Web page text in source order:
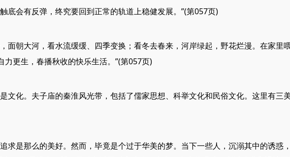
会有反弹，终究要回到正常的轨道上稳健发展。”(第057页)
朝大河，看水流缓缓、四季变换；看冬去春来，河岸绿起，野花烂漫。在家里
更生，春播秋收的快乐生活。”(第057页)
化。夫子庙的秦淮风光带，包括了儒家思想、科举文化和民俗文化。这里有三
是那么的美好。然而，毕竟是个过于华美的梦。当下一些人，沉溺其中的诱惑